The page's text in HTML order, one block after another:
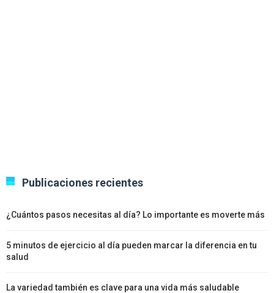
Publicaciones recientes
¿Cuántos pasos necesitas al día? Lo importante es moverte más
5 minutos de ejercicio al día pueden marcar la diferencia en tu
salud
La variedad también es clave para una vida más saludable